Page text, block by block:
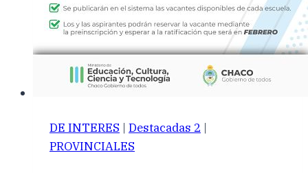
DE INTERES | Destacadas 2 |
PROVINCIALES